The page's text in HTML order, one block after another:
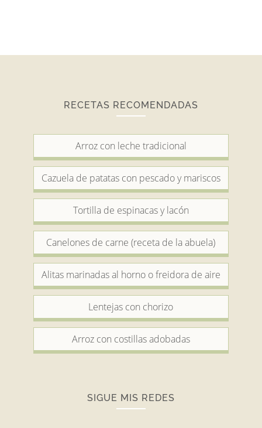
RECETAS RECOMENDADAS
Arroz con leche tradicional
Cazuela de patatas con pescado y mariscos
Tortilla de espinacas y lacón
Canelones de carne (receta de la abuela)
Alitas marinadas al horno o freidora de aire
Lentejas con chorizo
Arroz con costillas adobadas
SIGUE MIS REDES